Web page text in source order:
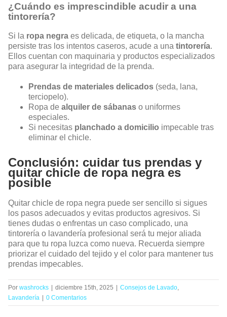
¿Cuándo es imprescindible acudir a una
tintorería?
Si la ropa negra es delicada, de etiqueta, o la mancha
persiste tras los intentos caseros, acude a una tintorería.
Ellos cuentan con maquinaria y productos especializados
para asegurar la integridad de la prenda.
Prendas de materiales delicados (seda, lana,
terciopelo).
Ropa de alquiler de sábanas o uniformes
especiales.
Si necesitas planchado a domicilio impecable tras
eliminar el chicle.
Conclusión: cuidar tus prendas y
quitar chicle de ropa negra es
posible
Quitar chicle de ropa negra puede ser sencillo si sigues
los pasos adecuados y evitas productos agresivos. Si
tienes dudas o enfrentas un caso complicado, una
tintorería o lavandería profesional será tu mejor aliada
para que tu ropa luzca como nueva. Recuerda siempre
priorizar el cuidado del tejido y el color para mantener tus
prendas impecables.
Por washrocks diciembre 15th, 2025 Consejos de Lavado,
Lavandería
0 Comentarios